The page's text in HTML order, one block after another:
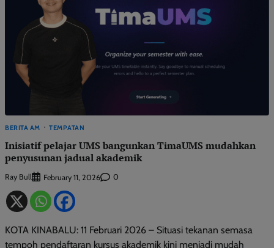
BERITA AM TEMPATAN
Inisiatif pelajar UMS bangunkan TimaUMS mudahkan
penyusunan jadual akademik
Ray Bull February 11, 2026 0
KOTA KINABALU: 11 Februari 2026 – Situasi tekanan semasa
tempoh pendaftaran kursus akademik kini menjadi mudah